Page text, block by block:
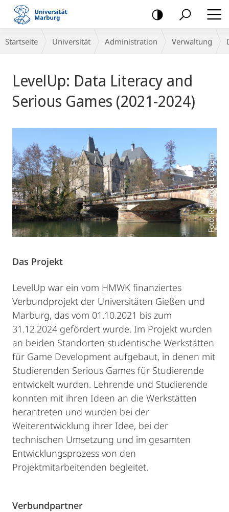
Mobile-
Navigation
Breadcrumb-
Navigation
Startseite Universität Administration Verwaltung
LevelUp: Data Literacy and
Serious Games (2021-2024)
Foto: Reinhold Eckstein
Das Projekt
LevelUp war ein vom HMWK finanziertes
Verbundprojekt der Universitäten Gießen und
Marburg, das vom 01.10.2021 bis zum
31.12.2024 gefördert wurde. Im Projekt wurden
an beiden Standorten studentische Werkstätten
für Game Development aufgebaut, in denen mit
Studierenden Serious Games für Studierende
entwickelt wurden. Lehrende und Studierende
konnten mit ihren Ideen an die Werkstätten
herantreten und wurden bei der
Weiterentwicklung ihrer Idee, bei der
technischen Umsetzung und im gesamten
Entwicklungsprozess von den
Projektmitarbeitenden begleitet.
Verbundpartner